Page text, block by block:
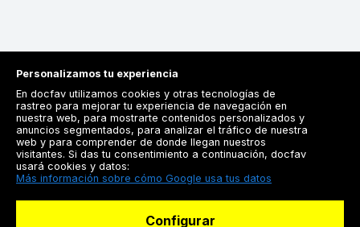
Registrarse
Docfav
Personalizamos tu experiencia
En docfav utilizamos cookies y otras tecnologías de
rastreo para mejorar tu experiencia de navegación en
nuestra web, para mostrarte contenidos personalizados y
anuncios segmentados, para analizar el tráfico de nuestra
web y para comprender de donde llegan nuestros
visitantes. Si das tu consentimiento a continuación, docfav
usará cookies y datos:
Más información sobre cómo Google usa tus datos
Configurar